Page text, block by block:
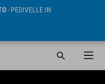
- PEDIVELLE IN